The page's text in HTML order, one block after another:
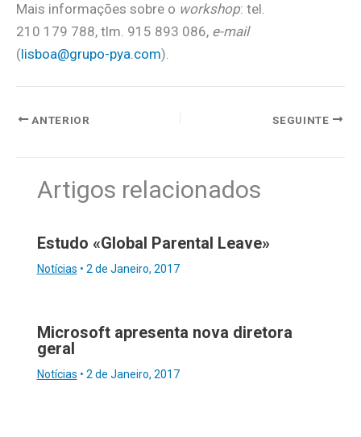
Mais informações sobre o workshop: tel.
210 179 788, tlm. 915 893 086, e-mail
(lisboa@grupo-pya.com).
ANTERIOR SEGUINTE
Artigos relacionados
Estudo «Global Parental Leave»
Notícias • 2 de Janeiro, 2017
Microsoft apresenta nova diretora
geral
Notícias • 2 de Janeiro, 2017